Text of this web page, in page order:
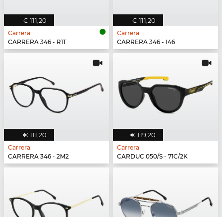
€ 111,20
Carrera
CARRERA 346 - R1T
€ 111,20
Carrera
CARRERA 346 - I46
€ 111,20
Carrera
CARRERA 346 - 2M2
€ 119,20
Carrera
CARDUC 050/S - 71C/2K